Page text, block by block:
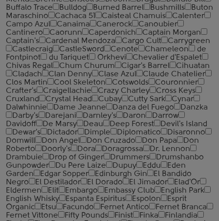
Buffalo Trace
Bulldog Burned Barrel Bushmills
Buton
Maraschino
Cachaca 51 Caisteal Chamuis
Calenter
Campo Azul
Canaima Canerock
Canoubier
Cantinero
Caorunn Caperdonich
Captain Morgan
Captain's
Cardenal Mendoza Cargo Cult
Carrygreen
Castlecraig
CastleSword Cenote Chameleon
de
Fontpinot
du Tariquet Orkhevi
Chevalier d'Espalet
Chivas Regal
Chum Churum Cigar's Barrel
Cihuatan
Cladach
Clan Denny Clase Azul
Claude Chatelier
Clos Martin
Cool Skeleton Cotswolds
Couronnier
Crafter's
Craigellachie Crazy Charley
Cross Keys
Cruxland
Crystal Head Cubay Cutty Sark
Cynar
Dalwhinnie
Dame Jeanne Danza del Fuego
Danzka
Darby's
Darejani Darnley's Daron
Darrow
Davidoff
De Marsy Deau Deep Forest
Devil's Island
Dewar's
Dictador Dimple Diplomatico
Disaronno
Domwill
Don Angel Don Cruzado Don Papa
Don
Roberto
Doorly's Dora Doragrossa
Dr. Lennon
Drambuie
Drop of Ginger Drummers
Drumshanbo
Gunpowder
Du Pere Laize Dupuy Eddu
Eden
Garden
Edgar Sopper Edinburgh Gin
El Bandido
Negro
El Destilador El Dorado El Jimador
Elad'Or
Eldermen
Elit Embargo Embassy Club
English Park
English Whisky
Espanta Espiritus Espolon
Esprit
Organic
Etsu Facundo Fernet Antico
Fernet Branca
Fernet Vittone
Fifty Pounds Finist Finka
Finlandia